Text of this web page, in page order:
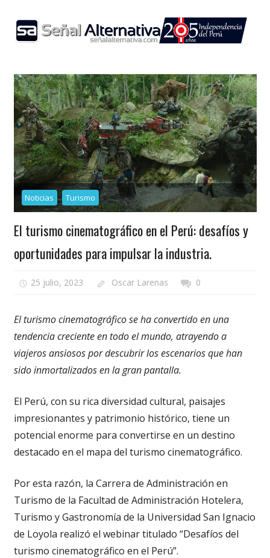
content
Noticias Turismo
El turismo cinematográfico en el Perú: desafíos y
oportunidades para impulsar la industria.
25 julio, 2023 Oscar Larenas 0
El turismo cinematográfico se ha convertido en una
tendencia creciente en todo el mundo, atrayendo a
viajeros ansiosos por descubrir los escenarios que han
sido inmortalizados en la gran pantalla.
El Perú, con su rica diversidad cultural, paisajes
impresionantes y patrimonio histórico, tiene un
potencial enorme para convertirse en un destino
destacado en el mapa del turismo cinematográfico.
Por esta razón, la Carrera de Administración en
Turismo de la Facultad de Administración Hotelera,
Turismo y Gastronomía de la Universidad San Ignacio
de Loyola realizó el webinar titulado “Desafíos del
turismo cinematográfico en el Perú”.